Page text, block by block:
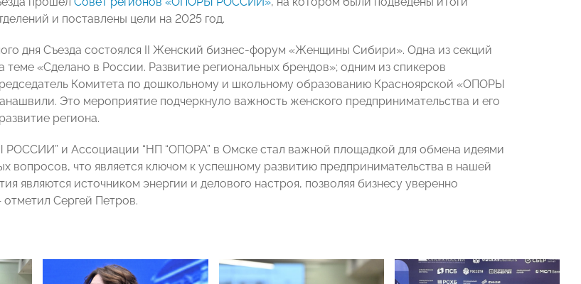
и поставлены цели на 2025 год.
дня Съезда состоялся II Женский бизнес-форум «Женщины Сибири». Одна из секций
«Сделано в России. Развитие региональных брендов»; одним из спикеров
Комитета по дошкольному и школьному образованию Красноярской «ОПОРЫ
Это мероприятие подчеркнуло важность женского предпринимательства и его
региона.
и Ассоциации “НП “ОПОРА” в Омске стал важной площадкой для обмена идеями
вопросов, что является ключом к успешному развитию предпринимательства в нашей
являются источником энергии и делового настроя, позволяя бизнесу уверенно
Сергей Петров.